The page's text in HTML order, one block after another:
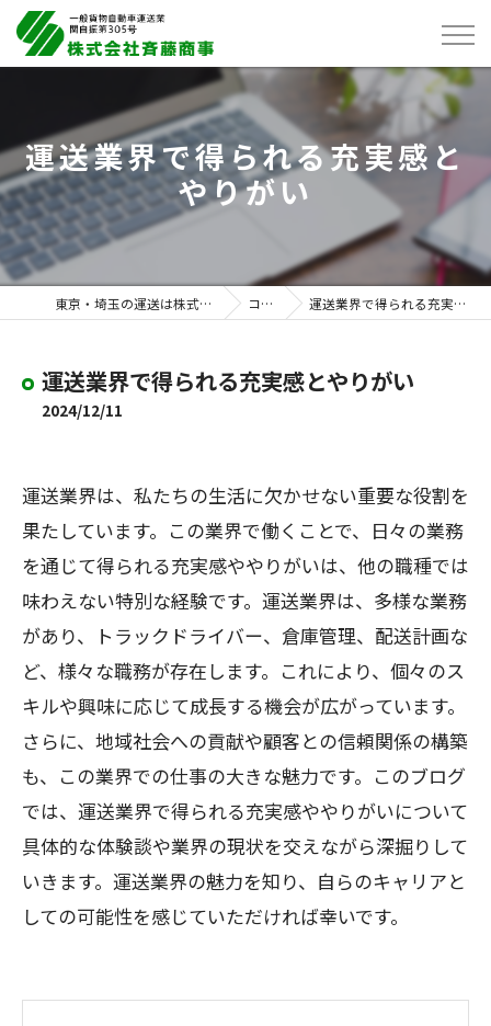
運送業界で得られる充実感と
やりがい
東京・埼玉の運送は株式会社斉藤商事 コラム 運送業界で得られる充実感とやりがい
運送業界で得られる充実感とやりがい
2024/12/11
運送業界は、私たちの生活に欠かせない重要な役割を
果たしています。この業界で働くことで、日々の業務
を通じて得られる充実感ややりがいは、他の職種では
味わえない特別な経験です。運送業界は、多様な業務
があり、トラックドライバー、倉庫管理、配送計画な
ど、様々な職務が存在します。これにより、個々のス
キルや興味に応じて成長する機会が広がっています。
さらに、地域社会への貢献や顧客との信頼関係の構築
も、この業界での仕事の大きな魅力です。このブログ
では、運送業界で得られる充実感ややりがいについて
具体的な体験談や業界の現状を交えながら深掘りして
いきます。運送業界の魅力を知り、自らのキャリアと
しての可能性を感じていただければ幸いです。